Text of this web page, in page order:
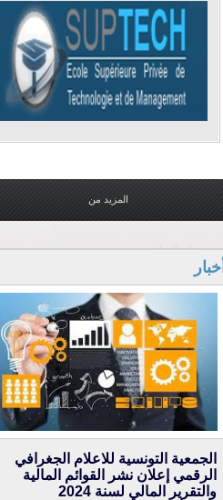
ذات الصلة
المزيد من
أخبار
الجمعية التونسية للاعلام الجغرافي
الرقمي إعلان نشر القوائم المالية
والتقرير المالي لسنة 2024